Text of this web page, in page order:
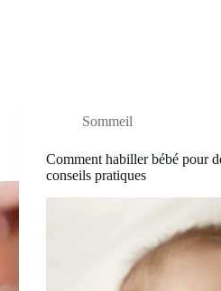
Sommeil
Comment habiller bébé pour
conseils pratiques